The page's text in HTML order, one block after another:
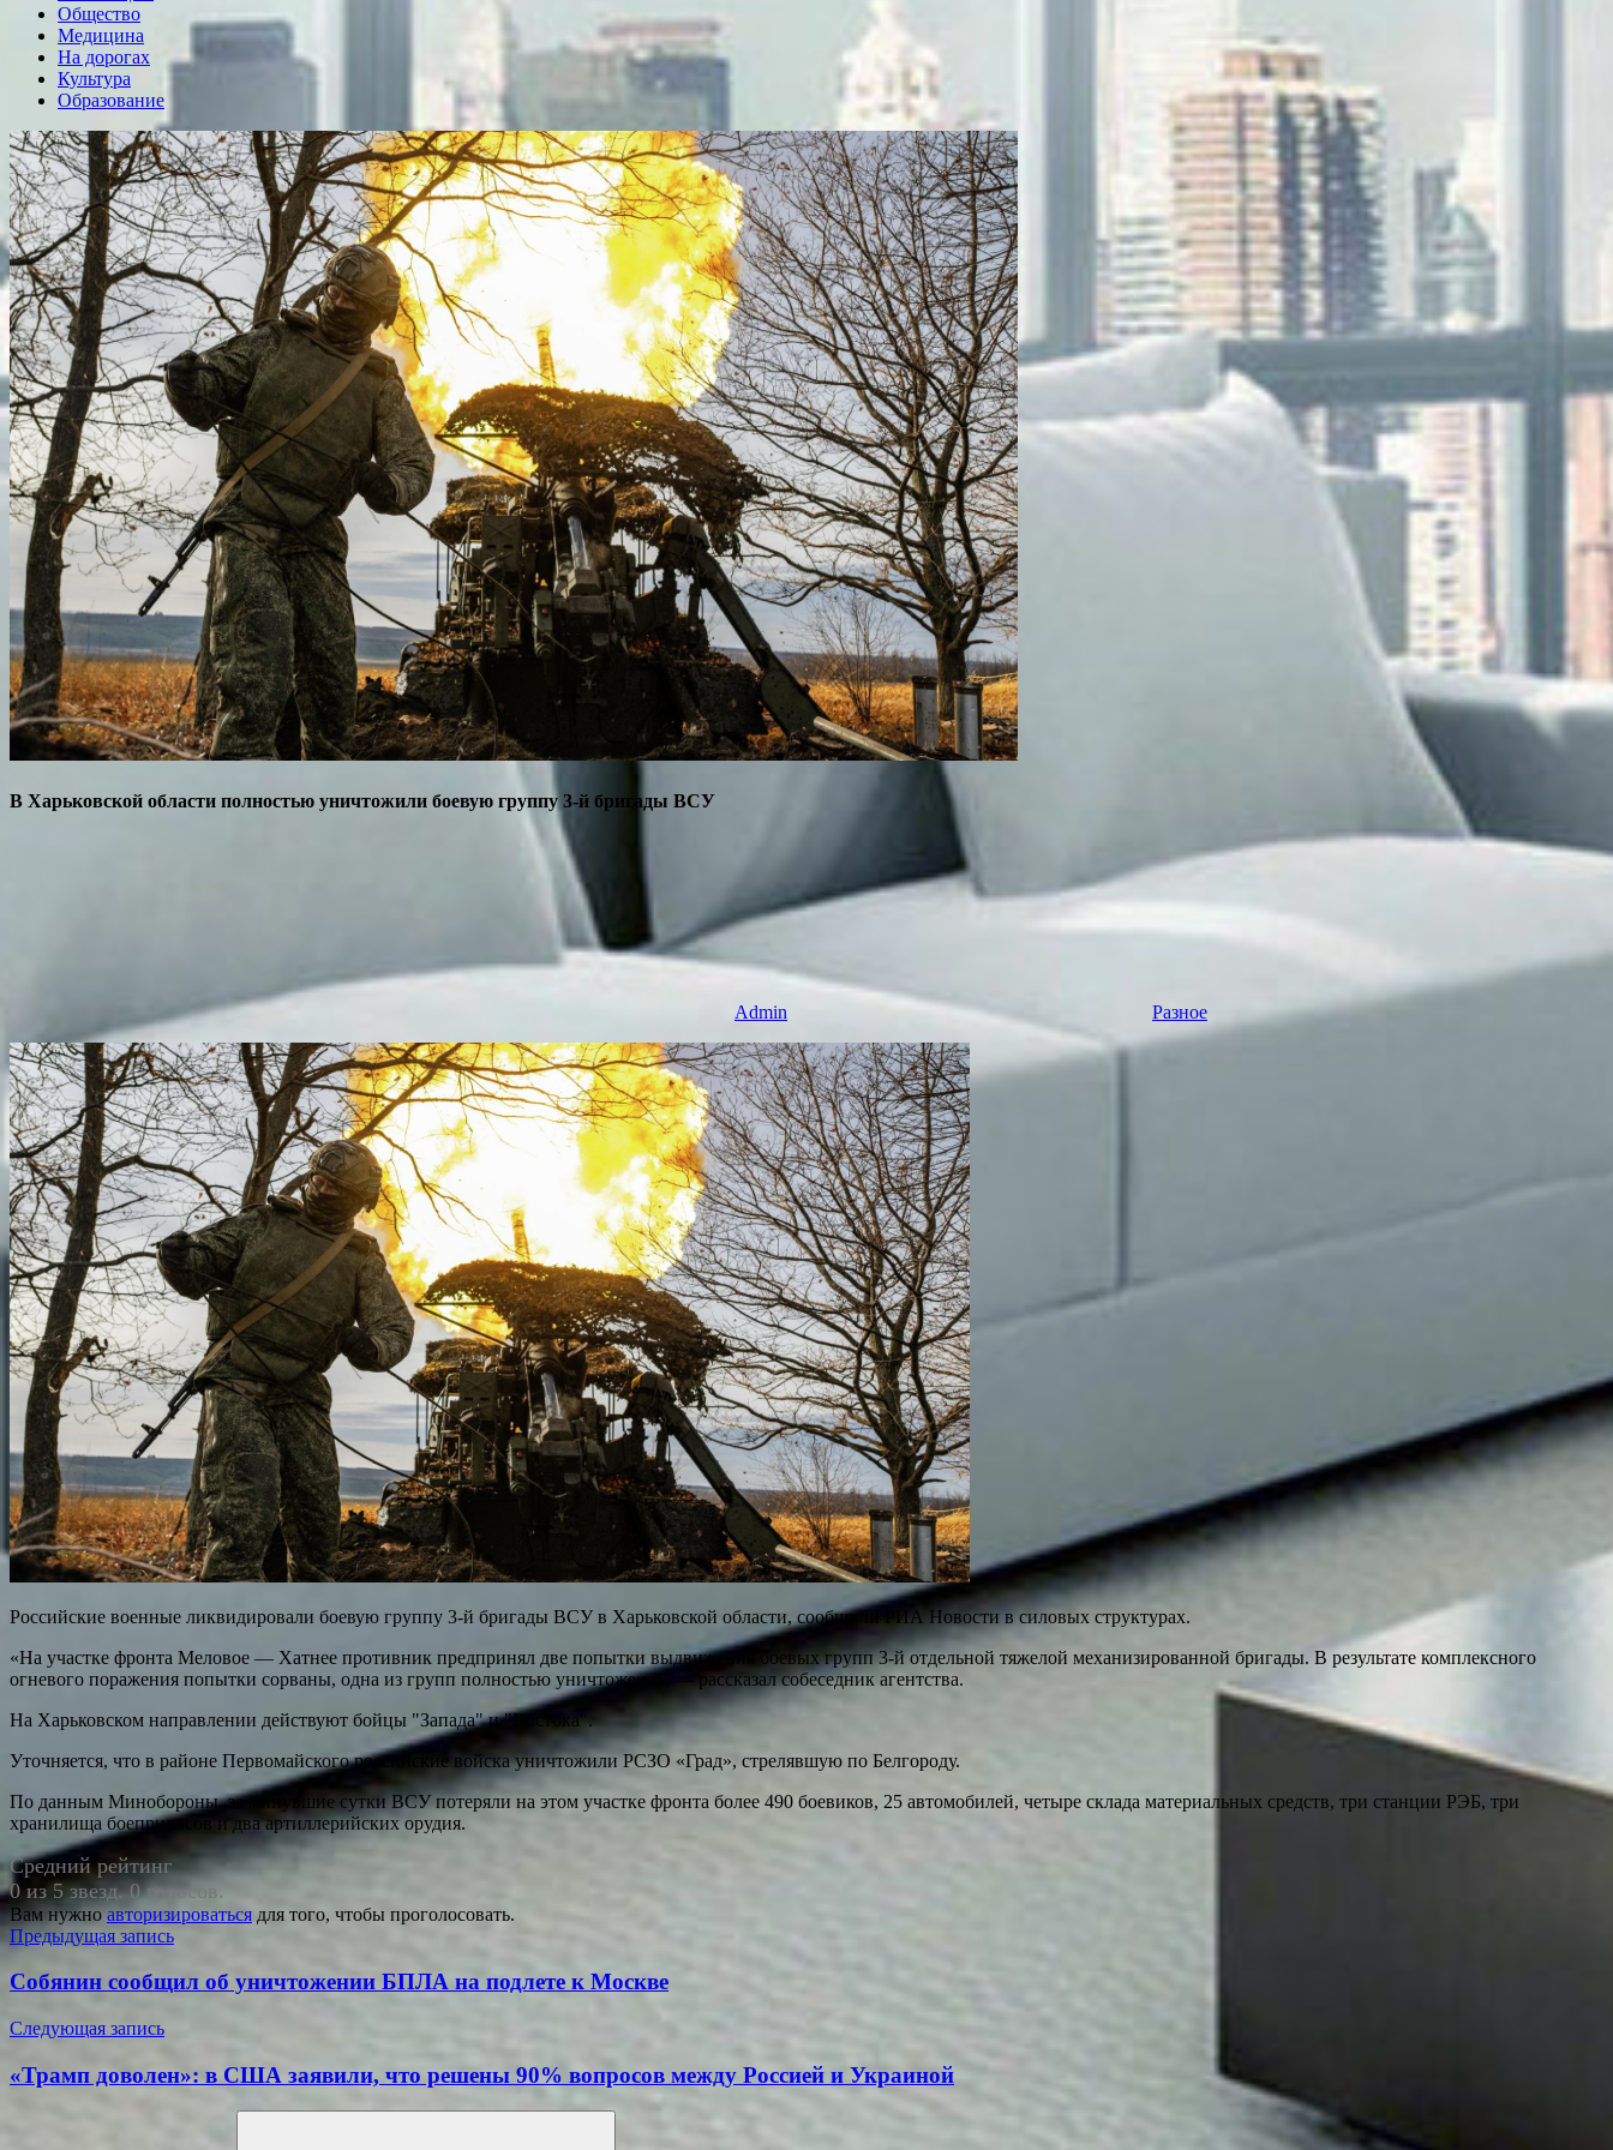
Общество
Медицина
На дорогах
Культура
Образование
В Харьковской области полностью уничтожили боевую группу 3-й бригады ВСУ
Admin Разное
Российские военные ликвидировали боевую группу 3-й бригады ВСУ в Харьковской области, сообщили РИА Новости в силовых структурах.
«На участке фронта Меловое — Хатнее противник предпринял две попытки выдвижения боевых групп 3-й отдельной тяжелой механизированной бригады. В результате комплексного
огневого поражения попытки сорваны, одна из групп полностью уничтожена», — рассказал собеседник агентства.
На Харьковском направлении действуют бойцы "Запада" и "Востока".
Уточняется, что в районе Первомайского российские войска уничтожили РСЗО «Град», стрелявшую по Белгороду.
По данным Минобороны, за минувшие сутки ВСУ потеряли на этом участке фронта более 490 боевиков, 25 автомобилей, четыре склада материальных средств, три станции РЭБ, три
хранилища боеприпасов и два артиллерийских орудия.
Средний рейтинг
0 из 5 звезд. 0 голосов.
Вам нужноавторизироваться для того, чтобы проголосовать.
Навигация
по
Предыдущая запись
Собянин сообщил об уничтожении БПЛА на подлете к Москве
Следующая запись
«Трамп доволен»: в США заявили, что решены 90% вопросов между Россией и Украиной